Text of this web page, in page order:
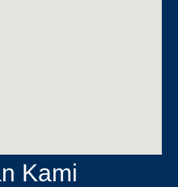
Kami